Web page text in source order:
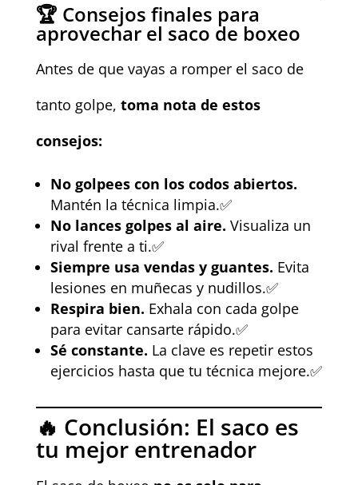
🏆 Consejos finales para
aprovechar el saco de boxeo
Antes de que vayas a romper el saco de
tanto golpe, toma nota de estos
consejos:
No golpees con los codos abiertos.
Mantén la técnica limpia.✅
No lances golpes al aire. Visualiza un
rival frente a ti.✅
Siempre usa vendas y guantes. Evita
lesiones en muñecas y nudillos.✅
Respira bien. Exhala con cada golpe
para evitar cansarte rápido.✅
Sé constante. La clave es repetir estos
ejercicios hasta que tu técnica mejore.✅
🔥 Conclusión: El saco es
tu mejor entrenador